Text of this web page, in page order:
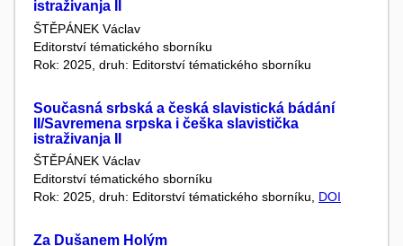
istraživanja II
ŠTĚPÁNEK Václav
Editorství tématického sborníku
Rok: 2025, druh: Editorství tématického sborníku
Současná srbská a česká slavistická bádání
II/Savremena srpska i češka slavistička
istraživanja II
ŠTĚPÁNEK Václav
Editorství tématického sborníku
Rok: 2025, druh: Editorství tématického sborníku, DOI
Za Dušanem Holým